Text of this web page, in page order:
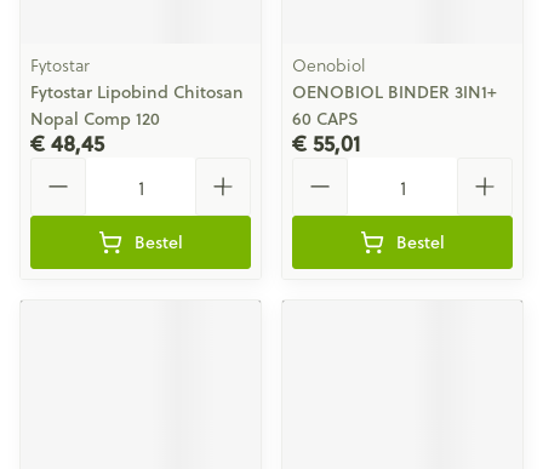
Fytostar
Fytostar Lipobind Chitosan
Nopal Comp 120
€ 48,45
Bestel
Oenobiol
OENOBIOL BINDER 3IN1+
60 CAPS
€ 55,01
Bestel